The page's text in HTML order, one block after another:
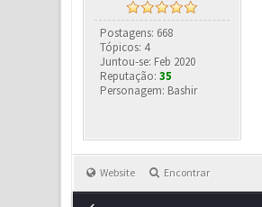
Postagens: 668
Tópicos: 4
Juntou-se: Feb 2020
Reputação:35
Personagem: Bashir
Website Encontrar